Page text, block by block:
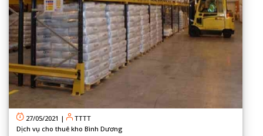
27/05/2021 |
TTTT
Dịch vụ cho thuê kho Bình Dương